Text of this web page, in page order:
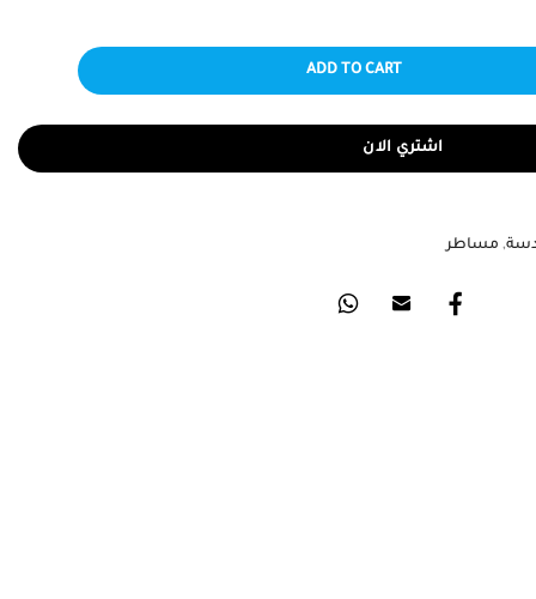
ADD TO CART
اشتري الان
, مساطر